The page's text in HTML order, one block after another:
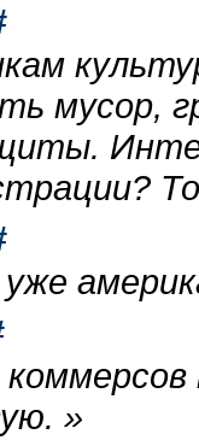
мусор,
»